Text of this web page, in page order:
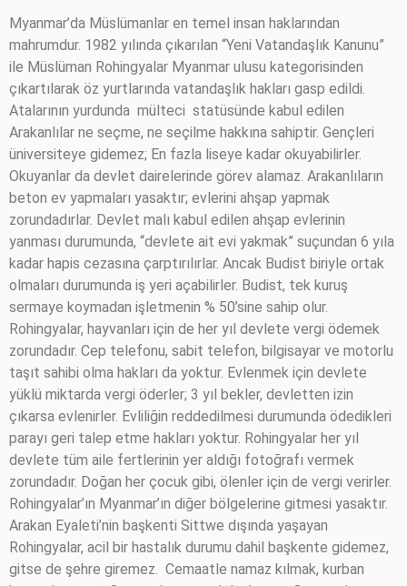
Myanmar’da Müslümanlar en temel insan haklarından
mahrumdur. 1982 yılında çıkarılan “Yeni Vatandaşlık Kanunu”
ile Müslüman Rohingyalar Myanmar ulusu kategorisinden
çıkartılarak öz yurtlarında vatandaşlık hakları gasp edildi.
Atalarının yurdunda mülteci statüsünde kabul edilen
Arakanlılar ne seçme, ne seçilme hakkına sahiptir. Gençleri
üniversiteye gidemez; En fazla liseye kadar okuyabilirler.
Okuyanlar da devlet dairelerinde görev alamaz. Arakanlıların
beton ev yapmaları yasaktır; evlerini ahşap yapmak
zorundadırlar. Devlet malı kabul edilen ahşap evlerinin
yanması durumunda, “devlete ait evi yakmak” suçundan 6 yıla
kadar hapis cezasına çarptırılırlar. Ancak Budist biriyle ortak
olmaları durumunda iş yeri açabilirler. Budist, tek kuruş
sermaye koymadan işletmenin % 50’sine sahip olur.
Rohingyalar, hayvanları için de her yıl devlete vergi ödemek
zorundadır. Cep telefonu, sabit telefon, bilgisayar ve motorlu
taşıt sahibi olma hakları da yoktur. Evlenmek için devlete
yüklü miktarda vergi öderler; 3 yıl bekler, devletten izin
çıkarsa evlenirler. Evliliğin reddedilmesi durumunda ödedikleri
parayı geri talep etme hakları yoktur. Rohingyalar her yıl
devlete tüm aile fertlerinin yer aldığı fotoğrafı vermek
zorundadır. Doğan her çocuk gibi, ölenler için de vergi verirler.
Rohingyalar’ın Myanmar’ın diğer bölgelerine gitmesi yasaktır.
Arakan Eyaleti’nin başkenti Sittwe dışında yaşayan
Rohingyalar, acil bir hastalık durumu dahil başkente gidemez,
gitse de şehre giremez.
Cemaatle namaz kılmak, kurban